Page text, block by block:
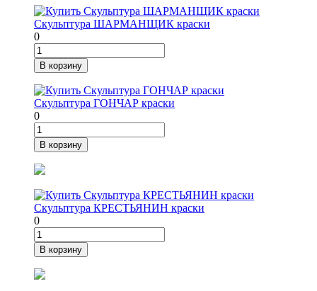
Скульптура ШАРМАНЩИК краски
0
В корзину
Скульптура ГОНЧАР краски
0
В корзину
Скульптура КРЕСТЬЯНИН краски
0
В корзину